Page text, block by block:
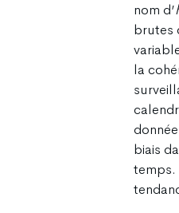
nom d’
brutes
la
biais
temps.